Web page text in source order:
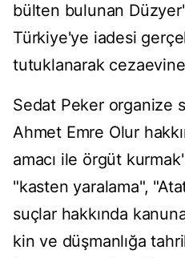
bülten bulunan
Türkiye'ye iadesi
tutuklanarak
Sedat Peker organize
Ahmet Emre Olur
amacı ile örgüt
"kasten yaralama",
suçlar hakkında
kin ve düşmanlığa